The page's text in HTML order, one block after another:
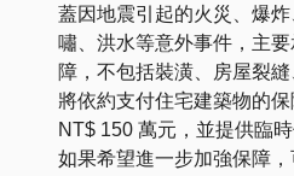
蓋因地震引起的火災、爆
嘯、洪水等意外事件，主
障，不包括裝潢、房屋裂
將依約支付住宅建築物的
NT$ 150 萬元，並提供臨
如果希望進一步加強保障